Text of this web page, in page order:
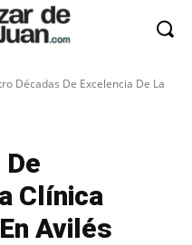
Décadas De Excelencia De La
Clínica
Avilés